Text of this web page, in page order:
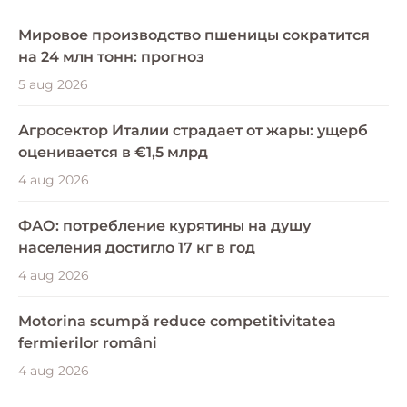
Мировое производство пшеницы сократится
на 24 млн тонн: прогноз
5 aug 2026
Агросектор Италии страдает от жары: ущерб
оценивается в €1,5 млрд
4 aug 2026
ФАО: потребление курятины на душу
населения достигло 17 кг в год
4 aug 2026
Motorina scumpă reduce competitivitatea
fermierilor români
4 aug 2026